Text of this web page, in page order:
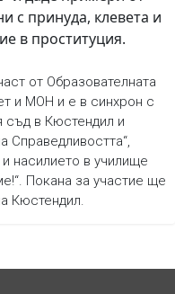
с принуда, клевета и
в проституция.
от Образователната
и МОН и е в синхрон с
съд в Кюстендил и
Справедливостта“,
насилието в училище
Покана за участие ще
Кюстендил.